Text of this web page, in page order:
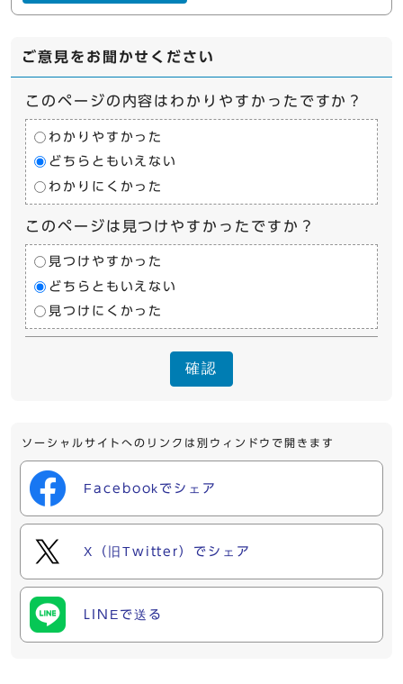
ご意見をお聞かせください
このページの内容はわかりやすかったですか？
わかりやすかった
どちらともいえない
わかりにくかった
このページは見つけやすかったですか？
見つけやすかった
どちらともいえない
見つけにくかった
確認
ソーシャルサイトへのリンクは別ウィンドウで開きます
Facebookでシェア
X（旧Twitter）でシェア
LINEで送る